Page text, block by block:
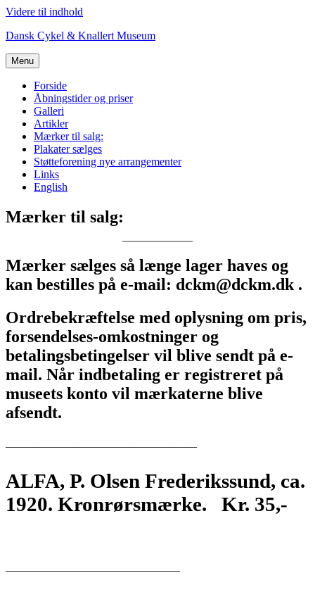
Videre til indhold
Dansk Cykel & Knallert Museum
Menu
Forside
Åbningstider og priser
Galleri
Artikler
Mærker til salg:
Plakater sælges
Støtteforening nye arrangementer
Links
English
Mærker til salg:
Mærker sælges så længe lager haves og
kan bestilles på e-mail: dckm@dckm.dk .
Ordrebekræftelse med oplysning om pris,
forsendelses-omkostninger og
betalingsbetingelser vil blive sendt på e-
mail. Når indbetaling er registreret på
museets konto vil mærkaterne blive
afsendt.
ALFA, P. Olsen Frederikssund, ca.
1920. Kronrørsmærke. Kr. 35,-